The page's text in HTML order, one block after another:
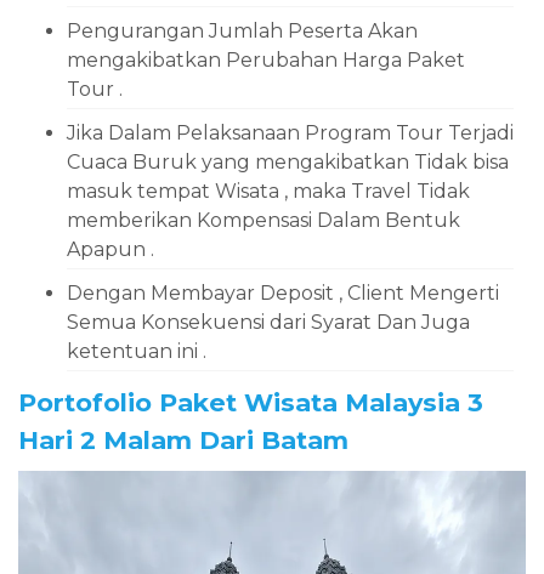
Pengurangan Jumlah Peserta Akan
mengakibatkan Perubahan Harga Paket
Tour .
Jika Dalam Pelaksanaan Program Tour Terjadi
Cuaca Buruk yang mengakibatkan Tidak bisa
masuk tempat Wisata , maka Travel Tidak
memberikan Kompensasi Dalam Bentuk
Apapun .
Dengan Membayar Deposit , Client Mengerti
Semua Konsekuensi dari Syarat Dan Juga
ketentuan ini .
Portofolio Paket Wisata Malaysia 3
Hari 2 Malam Dari Batam